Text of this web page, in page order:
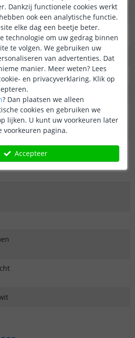
Dankzij functionele cookies werkt
ook een analytische functie.
elke dag een beetje beter.
technologie om uw gedrag binnen
te volgen. We gebruiken uw
van advertenties. Dat
manier. Meer weten? Lees
en privacyverklaring. Klik op
? Dan plaatsen we alleen
cookies en gebruiken we
lijken. U kunt uw voorkeuren later
voorkeuren pagina.
Accepteer